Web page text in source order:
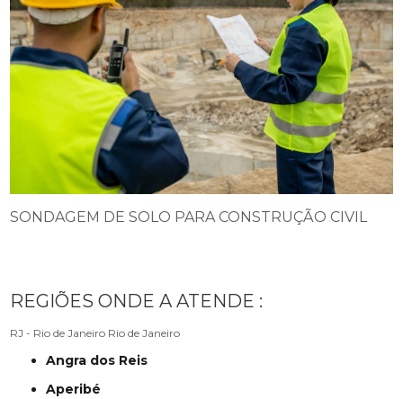
SONDAGEM DE SOLO PARA CONSTRUÇÃO CIVIL
REGIÕES ONDE A ATENDE :
RJ - Rio de Janeiro Rio de Janeiro
Angra dos Reis
Aperibé